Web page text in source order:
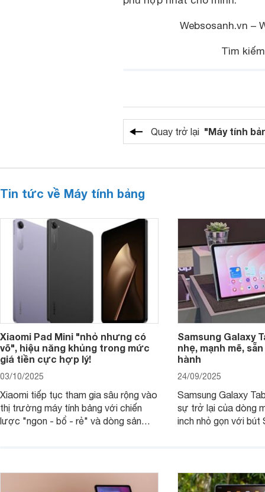
Websosanh.vn –
Tìm
Quay trở lại "Máy tính
Tin tức về Máy tính bảng
Xiaomi Pad Mini "nhỏ nhưng có
võ", hiệu năng khủng trong mức
giá tiền cực hợp lý!
03/10/2025
Xiaomi tiếp tục tham gia sâu rộng vào
thị trường máy tính bảng với chiến
lược "ngon - bổ - rẻ" và dòng sản
hội tụ những trang bị cao cấp hàng
đầu, tối ưu trải nghiệm của người sử
Samsung Galaxy
nhẹ, mạnh mẽ,
hành
24/09/2025
Samsung Galaxy
sự trở lại của dòng
inch nhỏ gọn với bút
thực sự đáng giá?